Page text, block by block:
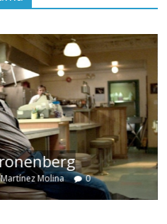
Molina 0